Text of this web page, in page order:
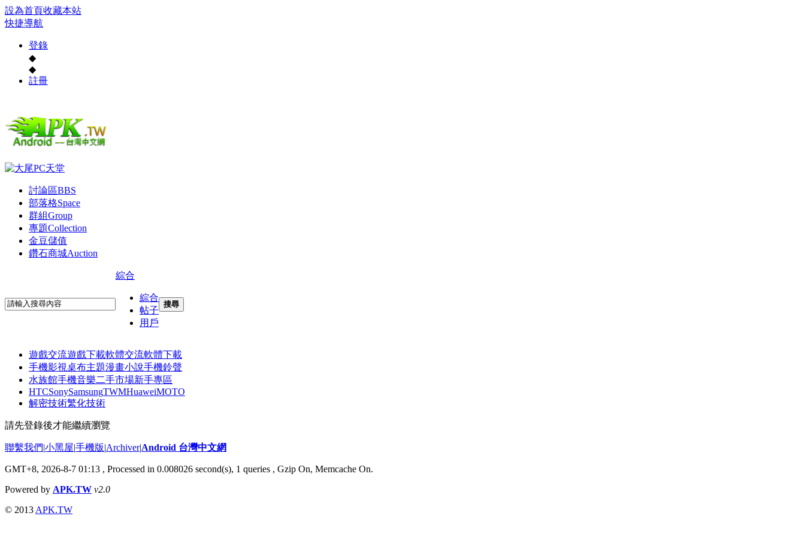
設為首頁收藏本站
快捷導航
登錄
◆
◆
註冊
討論區BBS
部落格Space
群組Group
專題Collection
金豆儲值
鑽石商城Auction
綜合
綜合
帖子
用戶
搜尋
遊戲交流遊戲下載軟體交流軟體下載
手機影視桌布主題漫畫小說手機鈴聲
水族館手機音樂二手市場新手專區
HTCSonySamsungTWMHuaweiMOTO
解密技術繁化技術
請先登錄後才能繼續瀏覽
聯繫我們|小黑屋|手機版|Archiver|Android 台灣中文網
GMT+8, 2026-8-7 01:13 , Processed in 0.008026 second(s), 1 queries , Gzip On, Memcache On.
Powered by APK.TW v2.0
© 2013 APK.TW